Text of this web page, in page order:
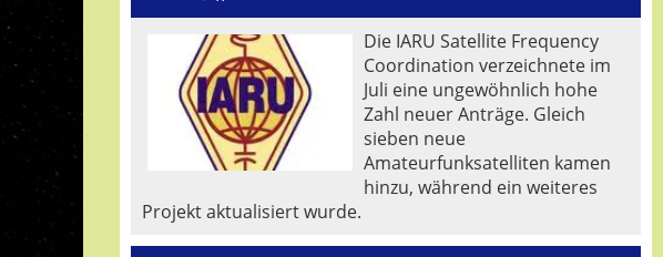
Die IARU Satellite Frequency
Coordination verzeichnete im
Juli eine ungewöhnlich hohe
Zahl neuer Anträge. Gleich
sieben neue
Amateurfunksatelliten kamen
hinzu, während ein weiteres
Projekt aktualisiert wurde.